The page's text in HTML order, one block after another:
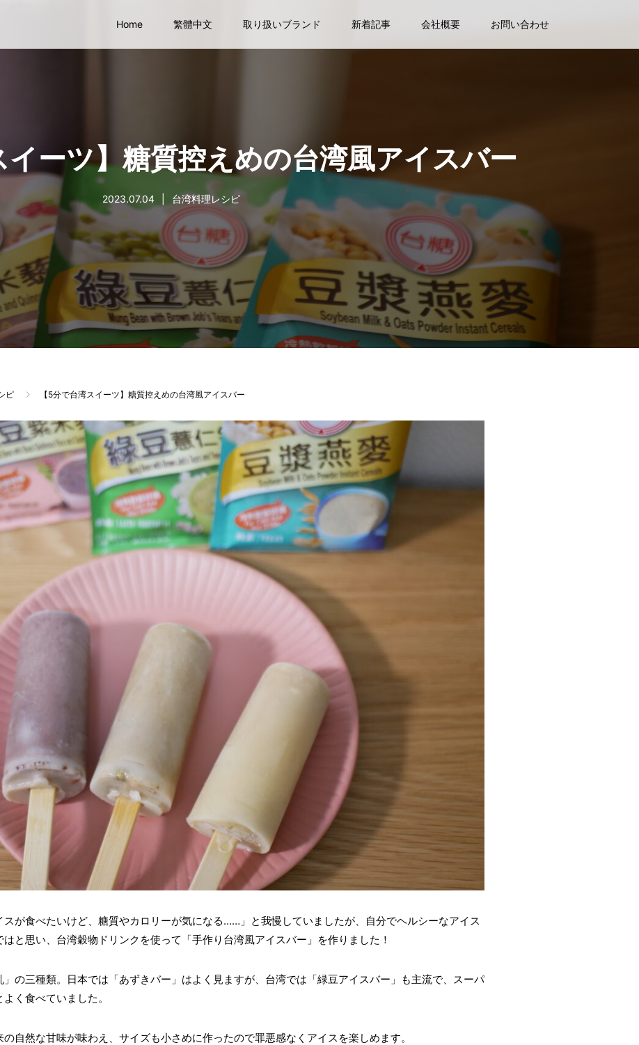
Home 繁體中文 取り扱いブランド 新着記事 会社概要 お問い合わせ
イーツ】糖質控えめの台湾風アイスバー
2023.07.04 台湾料理レシピ
ピ 【5分で台湾スイーツ】糖質控えめの台湾風アイスバー
スが食べたいけど、糖質やカロリーが気になる……」と我慢していましたが、自分でヘルシーなアイス
と思い、台湾穀物ドリンクを使って「手作り台湾風アイスバー」を作りました！
の三種類。日本では「あずきバー」はよく見ますが、台湾では「緑豆アイスバー」も主流で、スーパ
く食べていました。
自然な甘味が味わえ、サイズも小さめに作ったので罪悪感なくアイスを楽しめます。